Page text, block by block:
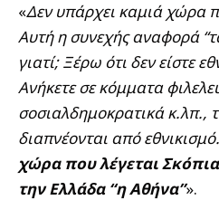
«Δεν υπάρχει καμιά χώρα
Αυτή η συνεχής αναφορά
γιατί; Ξέρω ότι δεν είστε
Ανήκετε σε κόμματα
σοσιαλδημοκρατικά κ.λπ.,
διαπνέονται από
χώρα που λέγεται
την Ελλάδα “η Αθήνα”».